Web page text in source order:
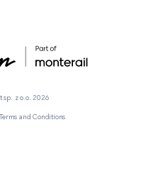
sp. z o.o. 2026
Terms and Conditions